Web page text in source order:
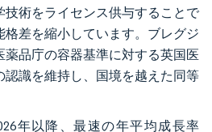
術をライセンス供与することで
差を縮小しています。ブレグジ
薬品庁の容器基準に対する英国医
識を維持し、国境を越えた同等
年以降、最速の年平均成長率